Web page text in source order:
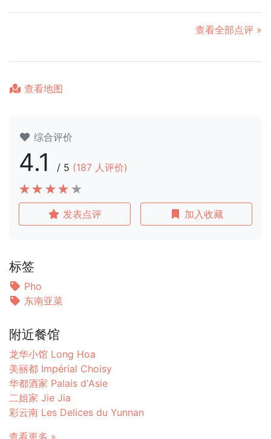
查看全部点评 »
查看地图
综合评价
4.1 / 5 (187 人评价)
发表点评 加入收藏
标签
Pho
东南亚菜
附近餐馆
龙华小馆 Long Hoa
美丽都 Impérial Choisy
华都酒家 Palais d'Asie
二姐家 Jie Jia
彩云南 Les Delices du Yunnan
查看更多 »